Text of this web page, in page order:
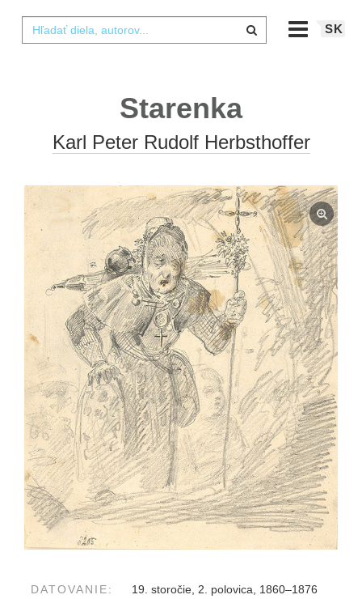
SK
Starenka
Karl Peter Rudolf Herbsthoffer
DATOVANIE: 19. storočie, 2. polovica, 1860–1876